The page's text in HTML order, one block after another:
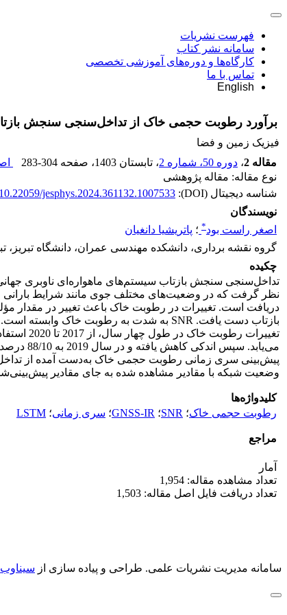
فهرست نشریات
سامانه نشر کتاب
کارگاه‌ها و دوره‌های آموزشی تخصصی
تماس با ما
English
برآورد رطوبت حجمی خاک از تداخل‌سنجی سنجش
فیزیک زمین و فضا
مقاله 2
، دوره 50، شماره 2 ، تابستان 1403 ، صفحه 283-304
نوع مقاله: مقاله پژوهشی
شناسه دیجیتال (DOI):
10.22059/jesphys.2024.361132.1007533
نویسندگان
اصغر راست بود* ؛ پاتریشیا دانغیان
گروه نقشه برداری، دانشکده مهندسی عمران، دانشگاه تبریز،
چکیده
وضعیت شبکه با مقادیر مشاهده شده به جای مقادیر پیش‌بینی‌شده، مقدار جذر خطای مربعی میانگین
کلیدواژه‌ها
رطوبت حجمی خاک؛ SNR؛ GNSS-IR؛ سری زمانی؛ LSTM
مراجع
آمار
تعداد مشاهده مقاله: 1,954
تعداد دریافت فایل اصل مقاله: 1,503
سامانه مدیریت نشریات علمی. طراحی و پیاده سازی از سیناوب